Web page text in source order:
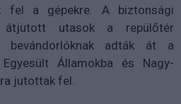
fel a gépekre. A biztonsági
átjutott utasok a repülőtér
bevándorlóknak adták át a
Államokba és Nagy-
jutottak fel.